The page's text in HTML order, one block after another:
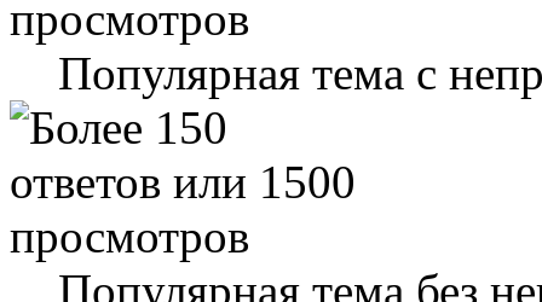
Популярная тема с
Популярная тема без